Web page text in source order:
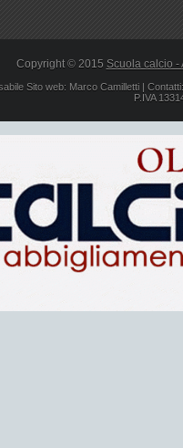
Copyright © 2015 Scuola calcio -
Sito web: Marco Camilletti|
P.IVA